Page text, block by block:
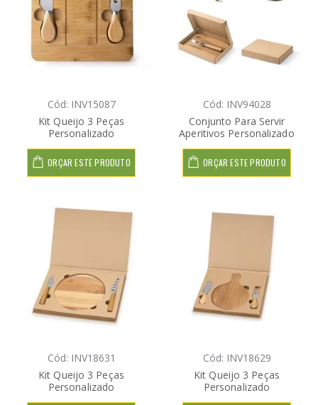
Cód: INV15087
Kit Queijo 3 Peças
Personalizado
ORÇAR ESTE PRODUTO
Cód: INV94028
Conjunto Para Servir
Aperitivos Personalizado
ORÇAR ESTE PRODUTO
Cód: INV18631
Kit Queijo 3 Peças
Personalizado
Cód: INV18629
Kit Queijo 3 Peças
Personalizado